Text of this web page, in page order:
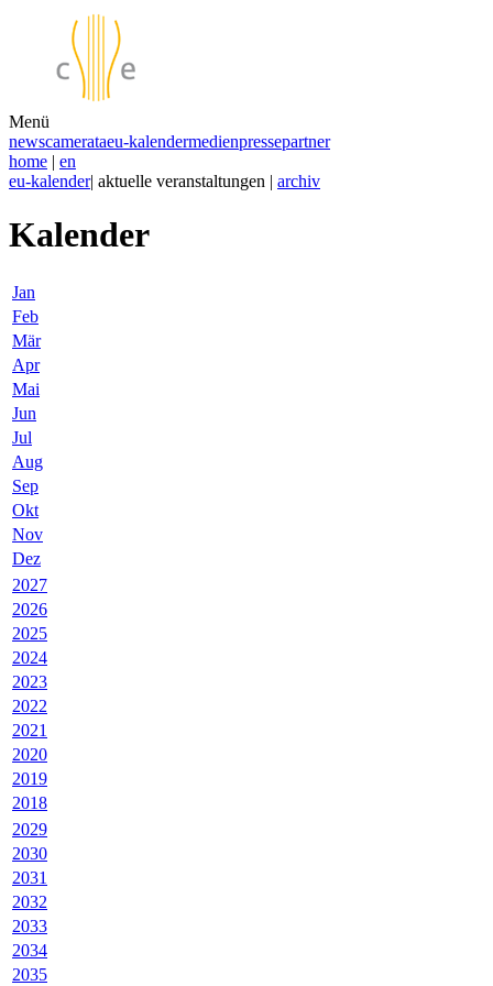
Menü
newscamerataeu-kalendermedienpressepartner
home | en
eu-kalender| aktuelle veranstaltungen | archiv
Kalender
Jan
Feb
Mär
Apr
Mai
Jun
Jul
Aug
Sep
Okt
Nov
Dez
2027
2026
2025
2024
2023
2022
2021
2020
2019
2018
2029
2030
2031
2032
2033
2034
2035